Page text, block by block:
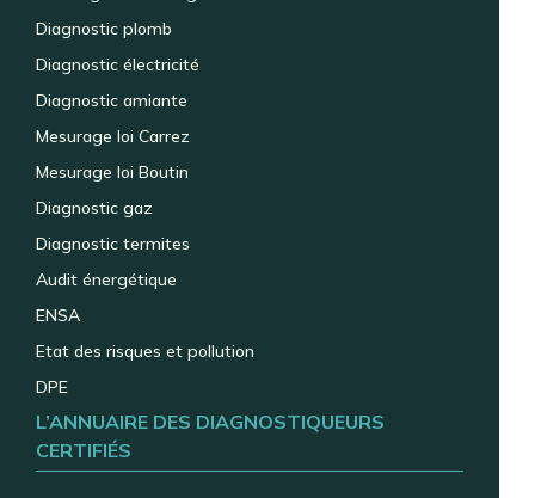
Diagnostic plomb
Diagnostic électricité
Diagnostic amiante
Mesurage loi Carrez
Mesurage loi Boutin
Diagnostic gaz
Diagnostic termites
Audit énergétique
ENSA
Etat des risques et pollution
DPE
L’ANNUAIRE DES DIAGNOSTIQUEURS
CERTIFIÉS